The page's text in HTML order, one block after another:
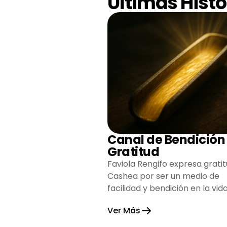
Canal de
Gratitud
Faviola Rengifo expresa
Cashea por ser un medio de
facilidad y bendición en la
esperanza.
Ver Más